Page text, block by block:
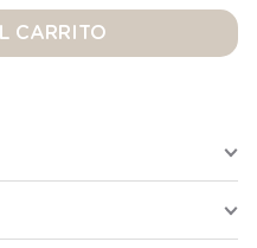
CARRITO